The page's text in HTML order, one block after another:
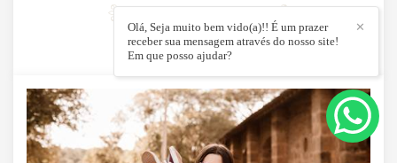
1577 0
✕
Olá, Seja muito bem vido(a)!! É um prazer
receber sua mensagem através do nosso site!
Em que posso ajudar?